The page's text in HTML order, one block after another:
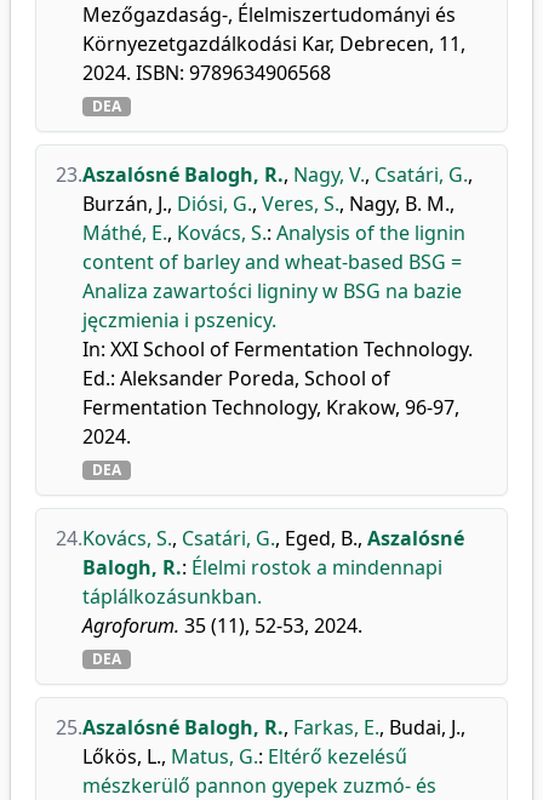
Mezőgazdaság-, Élelmiszertudományi és
Környezetgazdálkodási Kar, Debrecen, 11,
2024. ISBN: 9789634906568
DEA
23.Aszalósné Balogh, R., Nagy, V., Csatári, G.,
Burzán, J., Diósi, G., Veres, S., Nagy, B. M.,
Máthé, E., Kovács, S.: Analysis of the lignin
content of barley and wheat-based BSG =
Analiza zawartości ligniny w BSG na bazie
jęczmienia i pszenicy.
In: XXI School of Fermentation Technology.
Ed.: Aleksander Poreda, School of
Fermentation Technology, Krakow, 96-97,
2024.
DEA
24.Kovács, S., Csatári, G., Eged, B., Aszalósné
Balogh, R.: Élelmi rostok a mindennapi
táplálkozásunkban.
Agroforum. 35 (11), 52-53, 2024.
DEA
25.Aszalósné Balogh, R., Farkas, E., Budai, J.,
Lőkös, L., Matus, G.: Eltérő kezelésű
mészkerülő pannon gyepek zuzmó- és